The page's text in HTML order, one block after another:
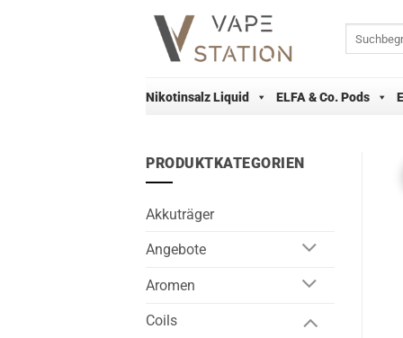
Nikotinsalz Liquid ELFA & Co. Pods
PRODUKTKATEGORIEN
Akkuträger
Angebote
Aromen
Coils